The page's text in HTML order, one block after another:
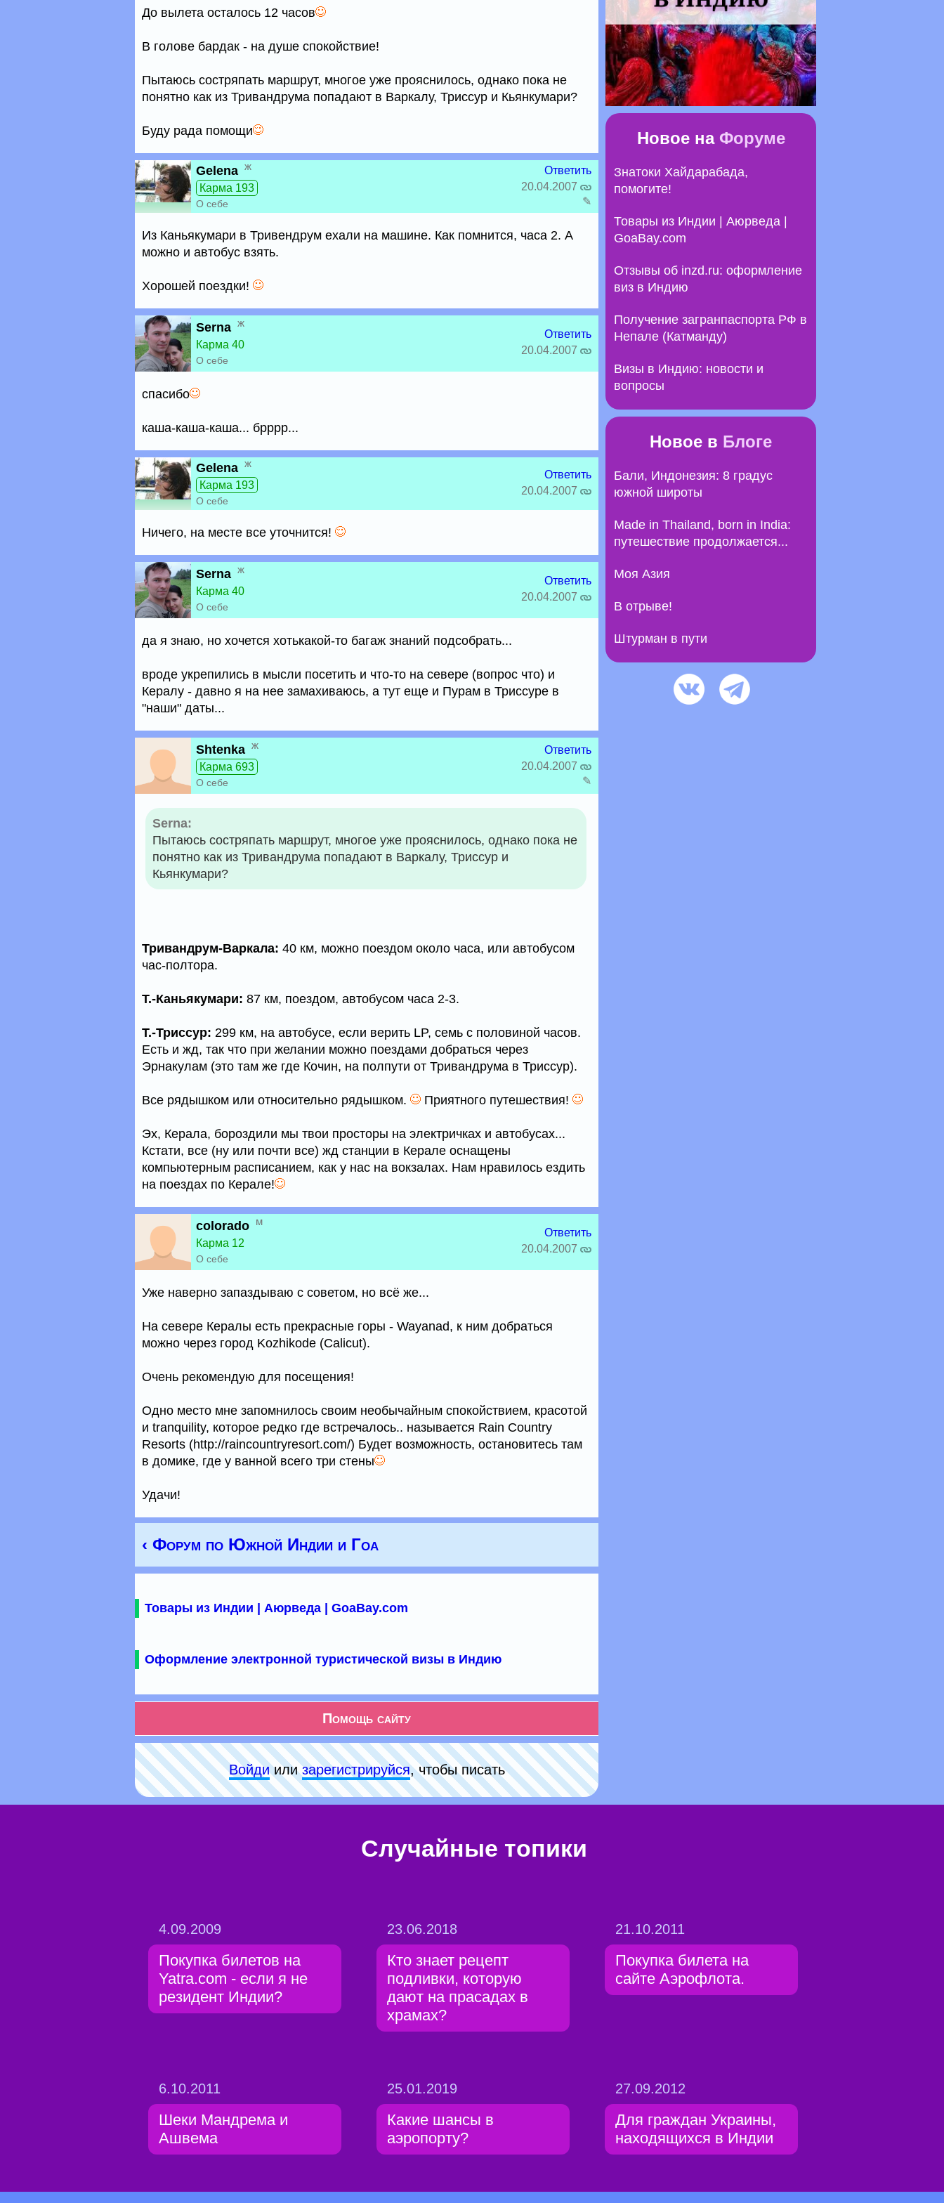
До вылета осталось 12 часов
В голове бардак - на душе спокойствие!
Пытаюсь состряпать маршрут, многое уже прояснилось, однако пока не
понятно как из Тривандрума попадают в Варкалу, Триссур и Кьянкумари?
Буду рада помощи
Gelena ж
Карма 193
О себе
Ответить
20.04.2007
✎
Из Каньякумари в Тривендрум ехали на машине. Как помнится, часа 2. А
можно и автобус взять.
Хорошей поездки!
Serna ж
Карма 40
О себе
Ответить
20.04.2007
спасибо
каша-каша-каша... брррр...
Gelena ж
Карма 193
О себе
Ответить
20.04.2007
Ничего, на месте все уточнится!
Serna ж
Карма 40
О себе
Ответить
20.04.2007
да я знаю, но хочется хотькакой-то багаж знаний подсобрать...
вроде укрепились в мысли посетить и что-то на севере (вопрос что) и
Кералу - давно я на нее замахиваюсь, а тут еще и Пурам в Триссуре в
"наши" даты...
Shtenka ж
Карма 693
О себе
Ответить
20.04.2007
✎
Serna:
Пытаюсь состряпать маршрут, многое уже прояснилось, однако пока не
понятно как из Тривандрума попадают в Варкалу, Триссур и
Кьянкумари?
Тривандрум-Варкала: 40 км, можно поездом около часа, или автобусом
час-полтора.
Т.-Каньякумари: 87 км, поездом, автобусом часа 2-3.
Т.-Триссур: 299 км, на автобусе, если верить LP, семь с половиной часов.
Есть и жд, так что при желании можно поездами добраться через
Эрнакулам (это там же где Кочин, на полпути от Тривандрума в Триссур).
Все рядышком или относительно рядышком. Приятного путешествия!
Эх, Керала, бороздили мы твои просторы на электричках и автобусах...
Кстати, все (ну или почти все) жд станции в Керале оснащены
компьютерным расписанием, как у нас на вокзалах. Нам нравилось ездить
на поездах по Керале!
colorado м
Карма 12
О себе
Ответить
20.04.2007
Уже наверно запаздываю с советом, но всё же...
На севере Кералы есть прекрасные горы - Wayanad, к ним добраться
можно через город Kozhikode (Calicut).
Очень рекомендую для посещения!
Одно место мне запомнилось своим необычайным спокойствием, красотой
и tranquility, которое редко где встречалось.. называется Rain Country
Resorts (http://raincountryresort.com/) Будет возможность, остановитесь там
в домике, где у ванной всего три стены
Удачи!
‹ Форум по Южной Индии и Гоа
Товары из Индии | Аюрведа | GoaBay.com
Оформление электронной туристической визы в Индию
Помощь сайту
Войдиилизарeгиcтpируйся, чтобы писать
Новое на Форуме
Знатоки Хайдарабада,
помогите!
Товары из Индии | Аюрведа |
GoaBay.com
Отзывы об inzd.ru: оформление
виз в Индию
Получение загранпаспорта РФ в
Непале (Катманду)
Визы в Индию: новости и
вопросы
Новое в Блоге
Бали, Индонезия: 8 градус
южной широты
Made in Thailand, born in India:
путешествие продолжается...
Моя Азия
В отрыве!
Штурман в пути
Случайные топики
4.09.2009
Покупка билетов на
Yatra.com - если я не
резидент Индии?
23.06.2018
Кто знает рецепт
подливки, которую
дают на прасадах в
храмах?
21.10.2011
Покупка билета на
сайте Аэрофлота.
6.10.2011
Шеки Мандрема и
Ашвема
25.01.2019
Какие шансы в
аэропорту?
27.09.2012
Для граждан Украины,
находящихся в Индии